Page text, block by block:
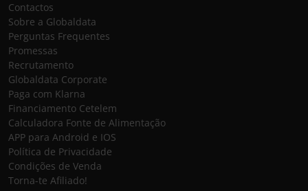
Contactos
Sobre a Globaldata
Perguntas Frequentes
Promessas
Recrutamento
Globaldata Corporate
Paga com Klarna
Financiamento Cetelem
Calculadora Fonte de Alimentação
APP para Android e IOS
Política de Privacidade
Condições de Venda
Torna-te Afiliado!